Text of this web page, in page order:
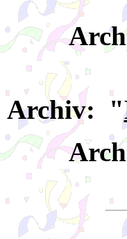
Archiv: "